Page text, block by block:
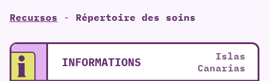
Recursos - Répertoire des soins
INFORMATIONS
Islas
Canarias